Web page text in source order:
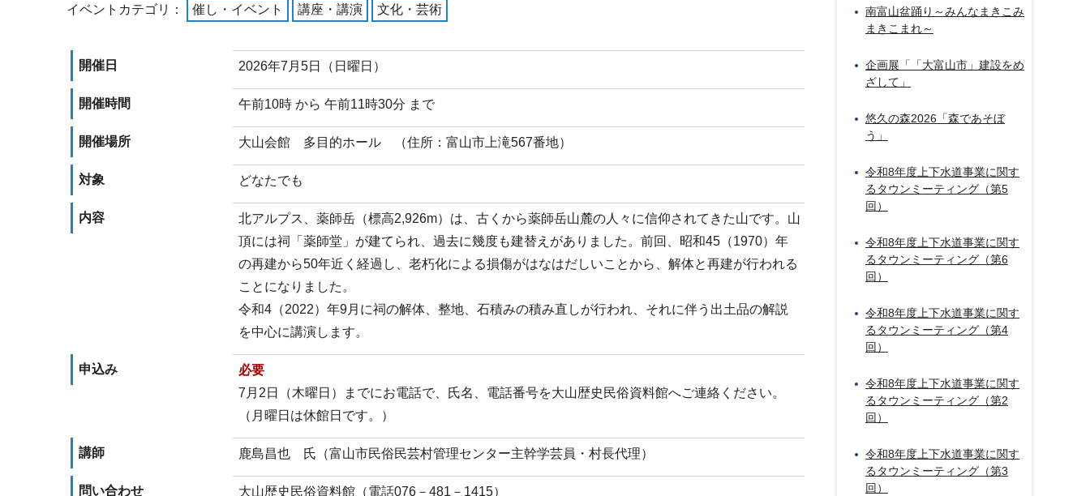
イベントカテゴリ： 催し・イベント 講座・講演 文化・芸術
開催日 2026年7月5日（日曜日）
開催時間 午前10時 から 午前11時30分 まで
開催場所 大山会館 多目的ホール （住所：富山市上滝567番地）
対象 どなたでも
内容
北アルプス、薬師岳（標高2,926m）は、古くから薬師岳山麓の人々に信仰されてきた山です。山
頂には祠「薬師堂」が建てられ、過去に幾度も建替えがありました。前回、昭和45（1970）年
の再建から50年近く経過し、老朽化による損傷がはなはだしいことから、解体と再建が行われる
ことになりました。
令和4（2022）年9月に祠の解体、整地、石積みの積み直しが行われ、それに伴う出土品の解説
を中心に講演します。
申込み
必要
7月2日（木曜日）までにお電話で、氏名、電話番号を大山歴史民俗資料館へご連絡ください。
（月曜日は休館日です。）
講師 鹿島昌也 氏（富山市民俗民芸村管理センター主幹学芸員・村長代理）
問い合わせ 大山歴史民俗資料館（電話076－481－1415）
南富山盆踊り～みんなまきこみ
まきこまれ～
企画展「「大富山市」建設をめ
ざして」
悠久の森2026「森であそぼ
う」
令和8年度上下水道事業に関す
るタウンミーティング（第5
回）
令和8年度上下水道事業に関す
るタウンミーティング（第6
回）
令和8年度上下水道事業に関す
るタウンミーティング（第4
回）
令和8年度上下水道事業に関す
るタウンミーティング（第2
回）
令和8年度上下水道事業に関す
るタウンミーティング（第3
回）